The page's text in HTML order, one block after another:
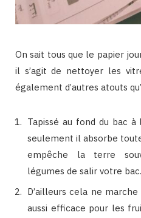
On sait tous que le papier
il s’agit de nettoyer les
également d’autres atouts
Tapissé au fond du bac
seulement il absorbe
empêche la terre
légumes de salir votre bac.
D’ailleurs cela ne
aussi efficace pour les